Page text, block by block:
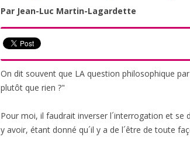
Par Jean-Luc Martin-Lagardette
On dit souvent que LA question philosophique
plutôt que rien ?"
Pour moi, il faudrait inverser l´interrogation et se
y avoir, étant donné qu´il y a de l´être de toute